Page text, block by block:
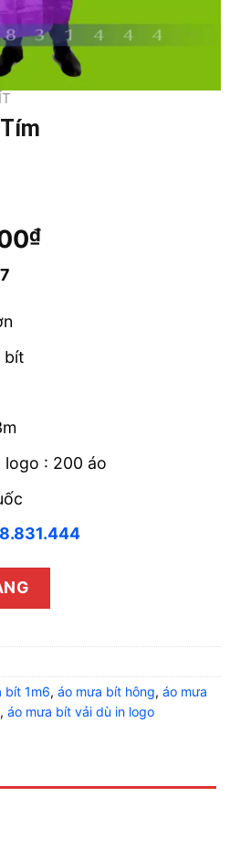
₫Current
bít
logo : 200 áo
bít 1m6, áo mưa bít hông, áo mưa
, áo mưa bít vải dù in logo